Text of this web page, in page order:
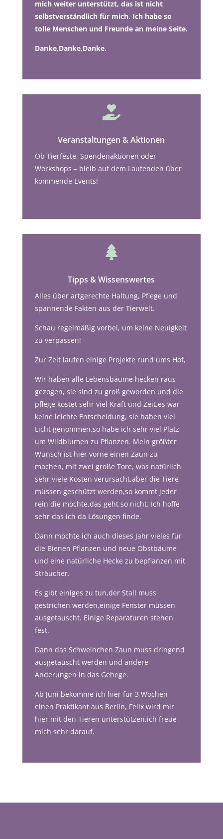
mich weiter unterstützt, das ist nicht
selbstverständlich für mich. Ich habe so
tolle Menschen und Freunde an meine Seite.
Danke,Danke,Danke.

Veranstaltungen & Aktionen
Ob Tierfeste, Spendenaktionen oder
Workshops – bleib auf dem Laufenden über
kommende Events!

Tipps & Wissenswertes
Alles über artgerechte Haltung, Pflege und
spannende Fakten aus der Tierwelt.
Schau regelmäßig vorbei, um keine Neuigkeit
zu verpassen!
Zur Zeit laufen einige Projekte rund ums Hof,
Wir haben alle Lebensbäume hecken raus
gezogen, sie sind zu groß geworden und die
pflege kostet sehr viel Kraft und Zeit,es war
keine leichte Entscheidung, sie haben viel
Licht genommen,so habe ich sehr viel Platz
um Wildblumen zu Pflanzen. Mein größter
Wunsch ist hier vorne einen Zaun zu
machen, mit zwei große Tore, was natürlich
sehr viele Kosten verursacht,aber die Tiere
müssen geschützt werden,so kommt jeder
rein die möchte,das geht so nicht. Ich hoffe
sehr das ich da Lösungen finde.
Dann möchte ich auch dieses Jahr vieles für
die Bienen Pflanzen und neue Obstbäume
und eine natürliche Hecke zu bepflanzen mit
Sträucher.
Es gibt einiges zu tun,der Stall muss
gestrichen werden,einige Fenster müssen
ausgetauscht. Einige Reparaturen stehen
fest.
Dann das Schweinchen Zaun muss dringend
ausgetauscht werden und andere
Änderungen in das Gehege.
Ab Juni bekomme ich hier für 3 Wochen
einen Praktikant aus Berlin, Felix wird mir
hier mit den Tieren unterstützen,ich freue
mich sehr darauf.